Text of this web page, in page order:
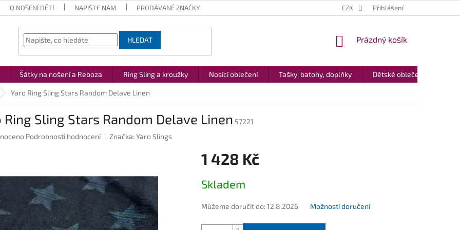
O NOŠENÍ DĚTÍ NAPIŠTE NÁM PRODÁVANÉ ZNAČKY CZK Přihlášení
HLEDAT
NÁKUPNÍ
Prázdný košík
Šátky na nošení a Reboza Ring Sling a kroužky Nosící oblečení Tašky, batohy, doplňky Dětské oblečení
Yaro Ring Sling Stars Random Delave Linen
Ring Sling Stars Random Delave Linen 57221
Podrobnosti hodnocení Značka:Yaro Slings
1 428 Kč
cena:
Skladem
Můžeme doručit do: 12.8.2026 Možnosti doručení